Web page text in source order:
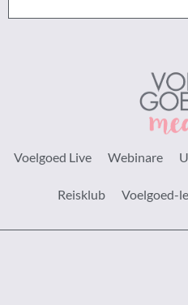
Voelgoed Live Webinare
Reisklub Voelgoed-